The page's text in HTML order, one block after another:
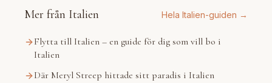
Mer från Italien Hela Italien-guiden →
Flytta till Italien – en guide för dig som vill bo i
Italien
Där Meryl Streep hittade sitt paradis i Italien